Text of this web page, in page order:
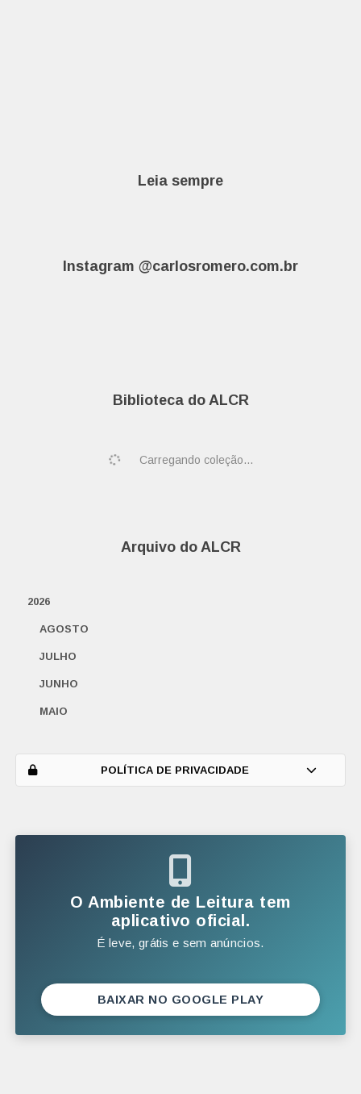
Leia sempre
Instagram @carlosromero.com.br
Biblioteca do ALCR
Carregando coleção...
Arquivo do ALCR
2026
AGOSTO
JULHO
JUNHO
MAIO
AGOSTO
POLÍTICA DE PRIVACIDADE
O Ambiente de Leitura tem
aplicativo oficial.
É leve, grátis e sem anúncios.
BAIXAR NO GOOGLE PLAY